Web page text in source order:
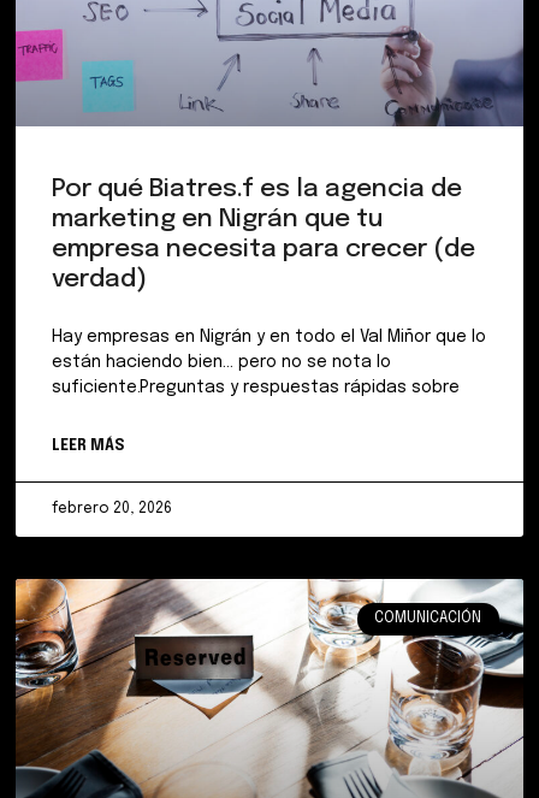
Por qué Biatres.f es la agencia de
marketing en Nigrán que tu
empresa necesita para crecer (de
verdad)
Hay empresas en Nigrán y en todo el Val Miñor que lo
están haciendo bien… pero no se nota lo
suficiente.Preguntas y respuestas rápidas sobre
LEER MÁS
febrero 20, 2026
COMUNICACIÓN